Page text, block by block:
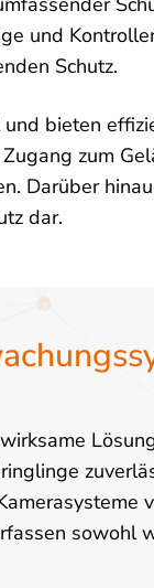
und
Schutz.
bieten
zum
Darüber
dar.
sowohl